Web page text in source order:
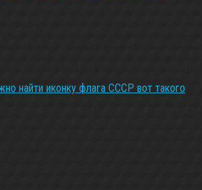
найти иконку флага СССР вот такого